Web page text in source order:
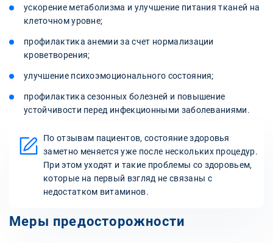
ускорение метаболизма и улучшение питания тканей на
клеточном уровне;
профилактика анемии за счет нормализации
кроветворения;
улучшение психоэмоционального состояния;
профилактика сезонных болезней и повышение
устойчивости перед инфекционными заболеваниями.
По отзывам пациентов, состояние здоровья
заметно меняется уже после нескольких процедур.
При этом уходят и такие проблемы со здоровьем,
которые на первый взгляд не связаны с
недостатком витаминов.
Меры предосторожности